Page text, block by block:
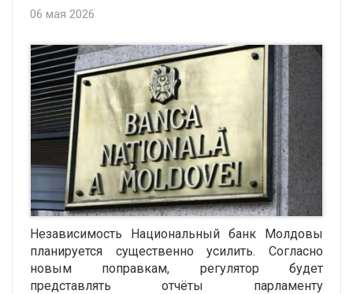
06 мая 2026
Независимость Национальный банк Молдовы
планируется существенно усилить. Согласно
новым поправкам, регулятор будет
представлять отчёты парламенту